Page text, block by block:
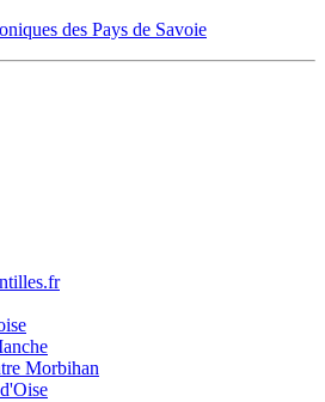
des Pays de Savoie
Morbihan